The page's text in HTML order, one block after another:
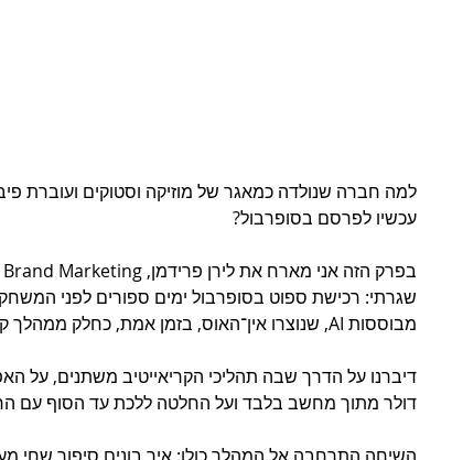
עכשיו לפרסם בסופרבול?
שגרתי: רכישת ספוט בסופרבול ימים ספורים לפני
מבוססות AI, שנוצרו אין־האוס, בזמן אמת, כחלק ממהלך קריאיטיבי יוצא דופן.
דיברנו על הדרך שבה תהליכי הקריאייטיב משתנים, על
דולר מתוך מחשב בלבד ועל החלטה ללכת עד הסוף עם
השיחה התרחבה אל המהלך כולו: איך בונים סיפור שחי